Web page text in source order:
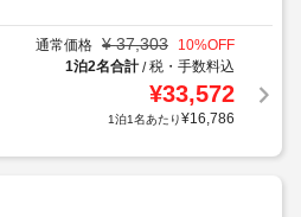
通常価格 ¥ 37,303 10%OFF
1泊2名合計/税・手数料込
¥33,572
1泊1名あたり¥16,786